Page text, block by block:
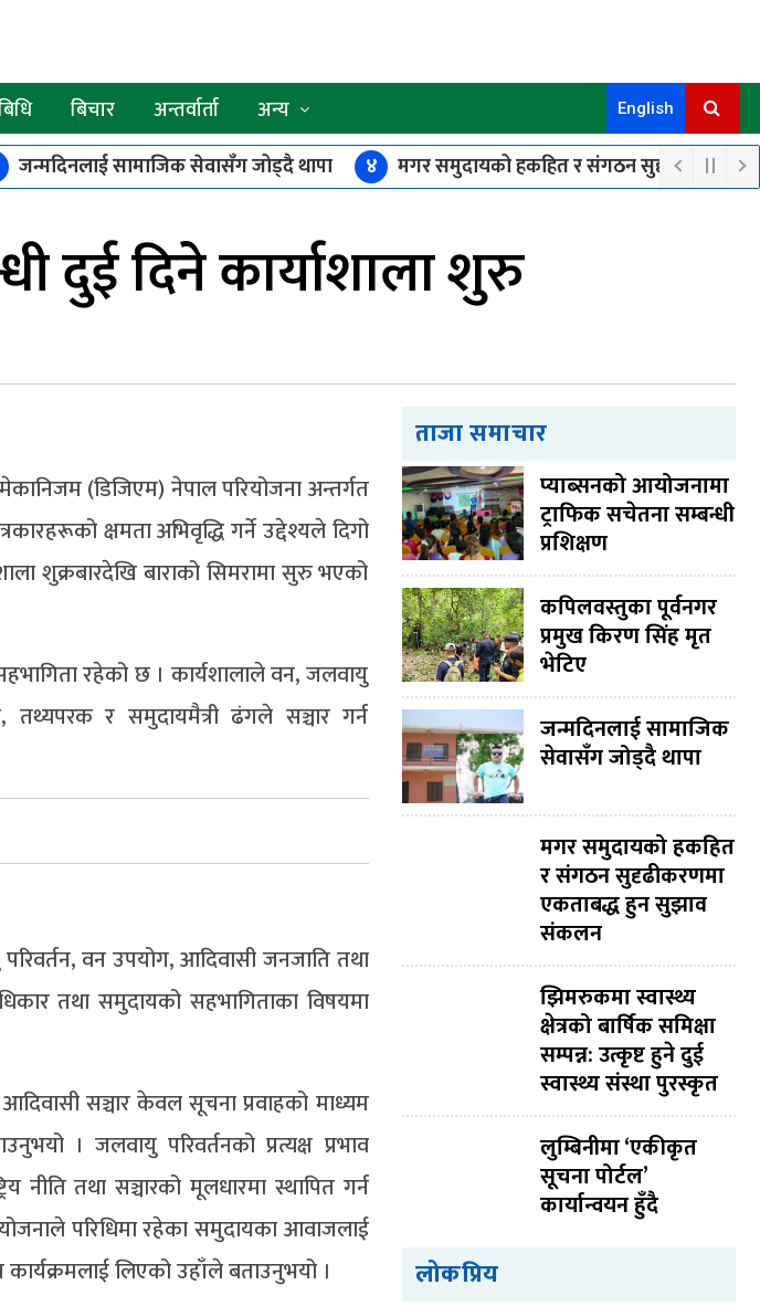
बिचार अन्तर्वार्ता अन्य English
जन्मदिनलाई सामाजिक सेवासँग जोड्दै थापा ४
मगर समुदायको हकहित र संगठन सुदृढीकरणमा
दुई दिने कार्याशाला शुरु
(डिजिएम) नेपाल परियोजना अन्तर्गत
क्षमता अभिवृद्धि गर्ने उद्देश्यले दिगो
शुक्रबारदेखि बाराको सिमरामा सुरु भएको
रहेको छ । कार्यशालाले वन, जलवायु
तथ्यपरक र समुदायमैत्री ढंगले सञ्चार गर्न
वन उपयोग, आदिवासी जनजाति तथा
तथा समुदायको सहभागिताका विषयमा
सञ्चार केवल सूचना प्रवाहको माध्यम
। जलवायु परिवर्तनको प्रत्यक्ष प्रभाव
नीति तथा सञ्चारको मूलधारमा स्थापित गर्न
परिधिमा रहेका समुदायका आवाजलाई
कार्यक्रमलाई लिएको उहाँले बताउनुभयो ।
ताजा समाचार
प्याब्सनको आयोजनामा
ट्राफिक सचेतना सम्बन्धी
प्रशिक्षण
कपिलवस्तुका पूर्वनगर
प्रमुख किरण सिंह मृत
भेटिए
जन्मदिनलाई सामाजिक
सेवासँग जोड्दै थापा
मगर समुदायको हकहित
र संगठन सुदृढीकरणमा
एकताबद्ध हुन सुझाव
संकलन
झिमरुकमा स्वास्थ्य
क्षेत्रको बार्षिक समिक्षा
सम्पन्न: उत्कृष्ट हुने दुई
स्वास्थ्य संस्था पुरस्कृत
लुम्बिनीमा ‘एकीकृत
सूचना पोर्टल’
कार्यान्वयन हुँदै
लोकप्रिय